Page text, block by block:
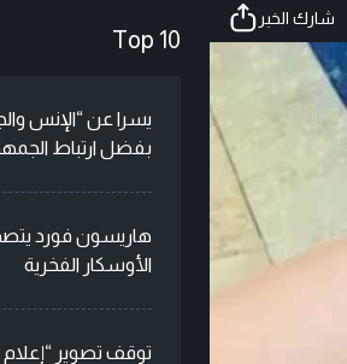
شارك الخبر
Top 10
يسرا عن “الإنس
بفضل ارتباط
هاريسون فورد
الأوسكار الفخرية
توقف تصوير